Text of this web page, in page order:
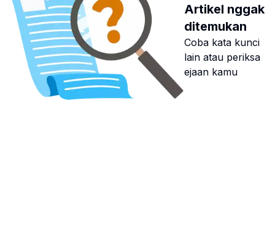
Artikel nggak
ditemukan
Coba kata kunci
lain atau periksa
ejaan kamu